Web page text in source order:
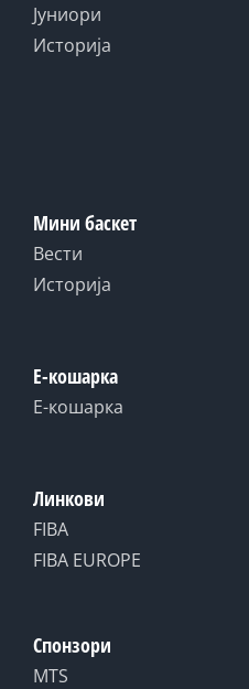
Јуниори
Историја
Мини баскет
Вести
Историја
Е-кошарка
Е-кошарка
Линкови
FIBA
FIBA EUROPE
Спонзори
MTS